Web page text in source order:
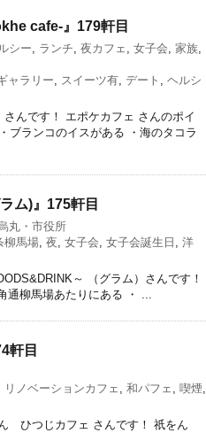
cafe-』179軒目
シー, ランチ, 夜カフェ , 女子会, 家族,
ャラリー, スイーツ有, デート , ヘルシ
んです！ エポケカフェ さんのポイ
ブランコのイスがある ・海のタコラ
ム)』175軒目
丸・市役所
柳馬場, 夜, 女子会, 女子会誕生日 , 洋
～ （グラム）さんです！
通柳馬場あたりにある ・ ...
軒目
リノベーションカフェ , 和パフェ , 喫煙,
ひつじカフェ さんです！ 祇をん